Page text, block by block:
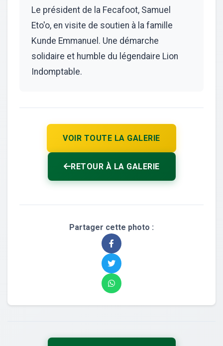
Le président de la Fecafoot, Samuel
Eto'o, en visite de soutien à la famille
Kunde Emmanuel. Une démarche
solidaire et humble du légendaire Lion
Indomptable.
VOIR TOUTE LA GALERIE
RETOUR À LA GALERIE
Partager cette photo :